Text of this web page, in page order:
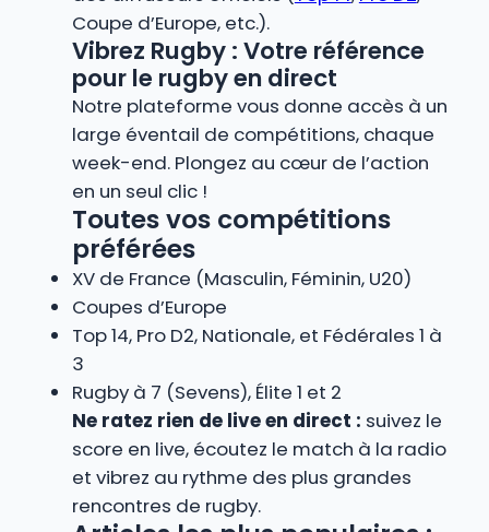
Coupe d’Europe, etc.).
Vibrez Rugby : Votre référence
pour le rugby en direct
Notre plateforme vous donne accès à un
large éventail de compétitions, chaque
week-end. Plongez au cœur de l’action
en un seul clic !
Toutes vos compétitions
préférées
XV de France (Masculin, Féminin, U20)
Coupes d’Europe
Top 14, Pro D2, Nationale, et Fédérales 1 à
3
Rugby à 7 (Sevens), Élite 1 et 2
Ne ratez rien de live en direct : suivez le
score en live, écoutez le match à la radio
et vibrez au rythme des plus grandes
rencontres de rugby.